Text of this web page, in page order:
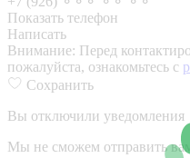
Показать телефон
Написать
Внимание: Перед
пожалуйста, ознакомьтесь с
Сохранить
Вы отключили уведомления
Мы не сможем отправить